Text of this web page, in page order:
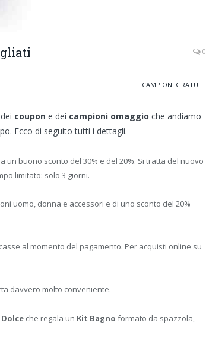
0
CAMPIONI GRATUITI
coupon e dei campioni omaggio che andiamo
Ecco di seguito tutti i dettagli.
un buono sconto del 30% e del 20%. Si tratta del nuovo
limitato: solo 3 giorni.
uomo, donna e accessori e di uno sconto del 20%
al momento del pagamento. Per acquisti online su
davvero molto conveniente.
che regala un Kit Bagno formato da spazzola,